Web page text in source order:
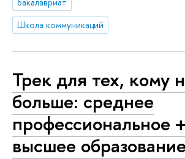
Школа коммуникаций
Трек для тех, кому
больше: среднее
профессиональное
высшее